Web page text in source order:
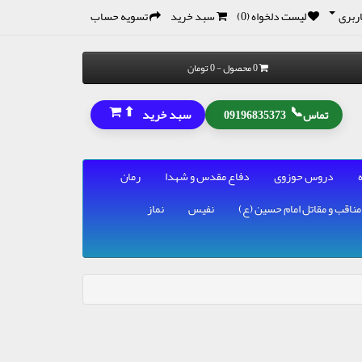
لیست دلخواه (0) سبد خرید تسویه حساب
0 محصول - 0 تومان
تماس📞
09196835373 سبد خرید ⬆
دروس حوزوی دفاع مقدس و شهدا
رمان
مناقب و مقاتل امام حسین (ع) نفیس
نماز